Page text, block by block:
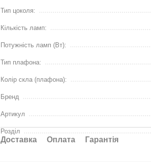
Тип цоколя:
Кількість ламп:
Потужність ламп (Вт):
Тип плафона:
Колір скла (плафона):
Бренд
Артикул
Розділ
Доставка Оплата Гарантія